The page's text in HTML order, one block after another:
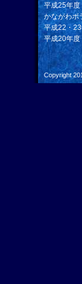
平成25年
かながわボ
平成22・
平成20年
Copyright